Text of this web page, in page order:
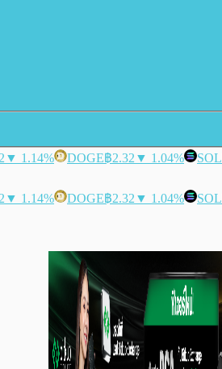
▼ 1.14% DOGE฿2.32 ▼ 1.04% SOL
▼ 1.14% DOGE฿2.32 ▼ 1.04% SOL